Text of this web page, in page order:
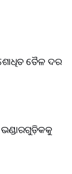
ତୈଳ ଦର
ଭଣ୍ଡାରଗୁଡ଼ିକକୁ